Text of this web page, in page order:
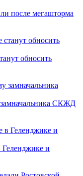
после мегашторма
обносить
СКЖД
Геленджике и